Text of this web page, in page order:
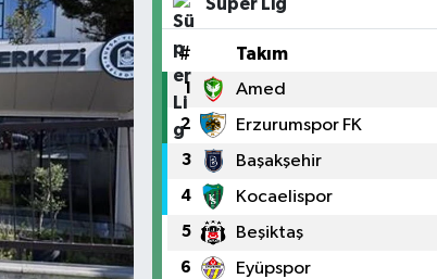
# Takım
1 Amed
2 Erzurumspor FK
3 Başakşehir
4 Kocaelispor
5 Beşiktaş
6 Eyüpspor